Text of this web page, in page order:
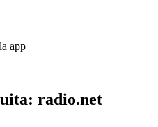
app
radio.net